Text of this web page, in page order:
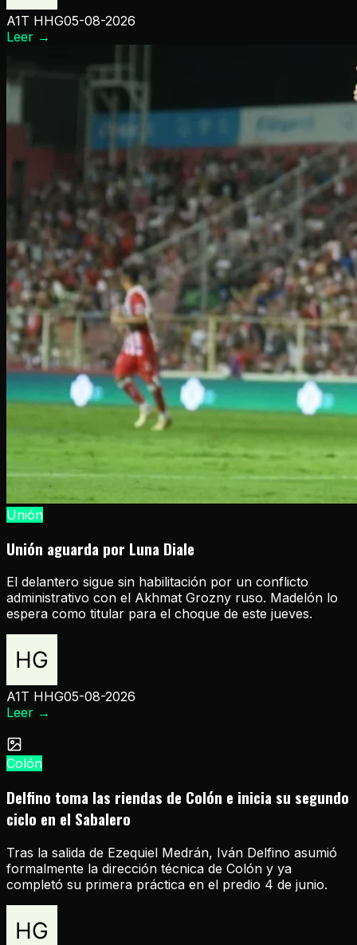
A1T HHG05-08-2026
Leer →
Unión
Unión aguarda por Luna Diale
El delantero sigue sin habilitación por un conflicto
administrativo con el Akhmat Grozny ruso. Madelón lo
espera como titular para el choque de este jueves.
A1T HHG05-08-2026
Leer →
Colón
Delfino toma las riendas de Colón e inicia su segundo
ciclo en el Sabalero
Tras la salida de Ezequiel Medrán, Iván Delfino asumió
formalmente la dirección técnica de Colón y ya
completó su primera práctica en el predio 4 de junio.